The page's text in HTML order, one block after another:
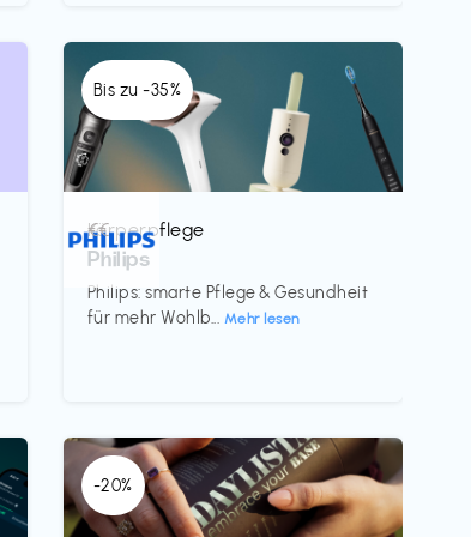
Bis zu -35%
Körperpflege
Philips
Philips: smarte Pflege & Gesundheit
für mehr Wohlb... Mehr lesen
€€‎
-20%